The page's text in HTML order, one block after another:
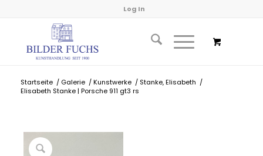
Log In
Startseite / Galerie / Kunstwerke / Stanke, Elisabeth /
Elisabeth Stanke | Porsche 911 gt3 rs